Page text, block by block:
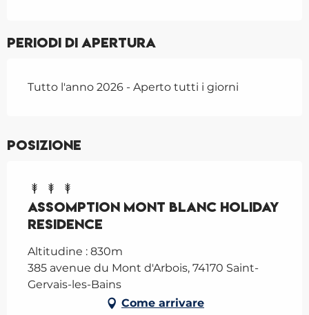
Periodi di apertura
Tutto l'anno 2026 - Aperto tutti i giorni
Posizione
Assomption Mont Blanc Holiday
Residence
Altitudine : 830m
385 avenue du Mont d'Arbois, 74170 Saint-
Gervais-les-Bains
Come arrivare